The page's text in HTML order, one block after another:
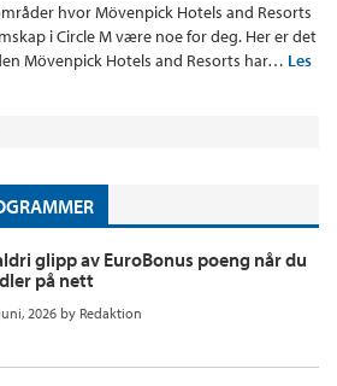
hvor Mövenpick Hotels and Resorts
i Circle M være noe for deg. Her er det
Mövenpick Hotels and Resorts har… Les
glipp av EuroBonus poeng når du
på nett
2026 by Redaktion